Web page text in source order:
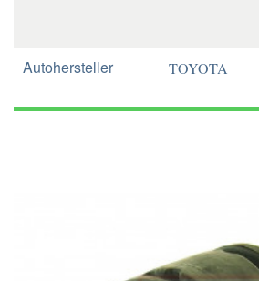
Autohersteller TOYOTA